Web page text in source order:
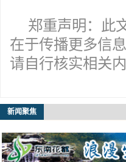
郑重声明：此
在于传播更多信
请自行核实相关内
新闻聚焦